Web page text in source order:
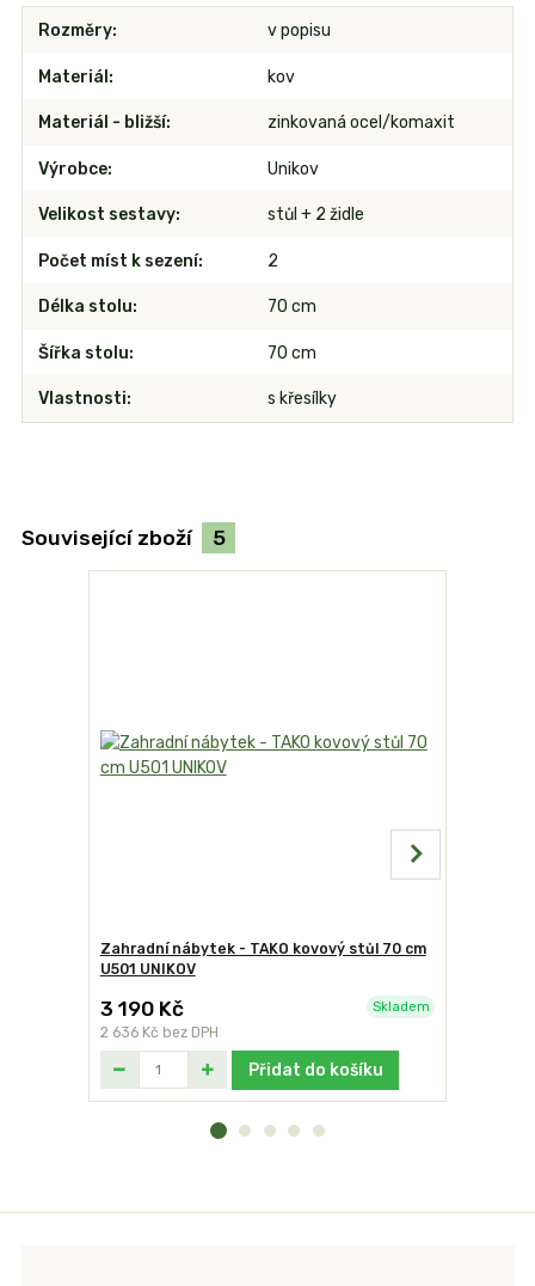
Rozměry v popisu
Materiál kov
Materiál - bližší zinkovaná ocel/komaxit
Výrobce Unikov
Velikost sestavy stůl + 2 židle
Počet míst k sezení 2
Délka stolu 70 cm
Šířka stolu 70 cm
Vlastnosti s křesílky
Související zboží 5
Zahradní nábytek - TAKO kovový stůl 70 cm
U501 UNIKOV
3 190 Kč
2 636 Kč bez DPH
Skladem
Přidat do košíku